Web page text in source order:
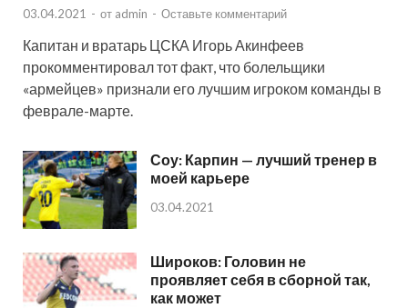
03.04.2021 - от admin - Оставьте комментарий
Капитан и вратарь ЦСКА Игорь Акинфеев
прокомментировал тот факт, что болельщики
«армейцев» признали его лучшим игроком команды в
феврале-марте.
Соу: Карпин — лучший тренер в
моей карьере
03.04.2021
Широков: Головин не
проявляет себя в сборной так,
как может